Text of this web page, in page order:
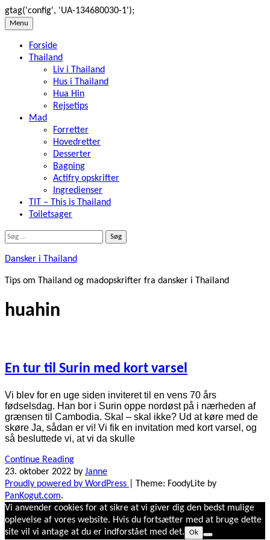
gtag('config', 'UA-134680030-1');
Skip
content
Menu
Forside
Thailand
Liv i Thailand
Hus i Thailand
Hua Hin
Rejsetips
Mad
Forretter
Hovedretter
Desserter
Bagning
Actifry opskrifter
Ingredienser
TIT – This is Thailand
Toiletsager
Søg
Dansker i Thailand
Tips om Thailand og madopskrifter fra dansker i Thailand
huahin
En tur til Surin med kort varsel
Vi blev for en uge siden inviteret til en vens 70 års
fødselsdag. Han bor i Surin oppe nordøst på i nærheden af
grænsen til Cambodia. Skal – skal ikke? Ud at køre med de
skøre Ja, sådan er vi! Vi fik en invitation med kort varsel, og
så besluttede vi, at vi da skulle
Continue Reading
23. oktober 2022 by Janne
Proudly powered by WordPress
Theme: FoodyLite by
PanKogut.com.
Vi anvender cookies for at sikre at vi giver dig den bedst mulige
oplevelse af vores website. Hvis du fortsætter med at bruge dette
site vil vi antage at du er indforstået med det.
Ok